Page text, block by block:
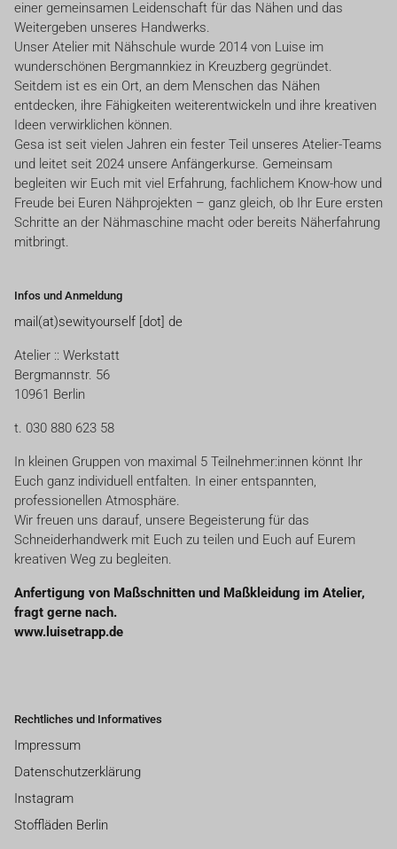
einer gemeinsamen Leidenschaft für das Nähen und das
Weitergeben unseres Handwerks.
Unser Atelier mit Nähschule wurde 2014 von Luise im
wunderschönen Bergmannkiez in Kreuzberg gegründet.
Seitdem ist es ein Ort, an dem Menschen das Nähen
entdecken, ihre Fähigkeiten weiterentwickeln und ihre kreativen
Ideen verwirklichen können.
Gesa ist seit vielen Jahren ein fester Teil unseres Atelier-Teams
und leitet seit 2024 unsere Anfängerkurse. Gemeinsam
begleiten wir Euch mit viel Erfahrung, fachlichem Know-how und
Freude bei Euren Nähprojekten – ganz gleich, ob Ihr Eure ersten
Schritte an der Nähmaschine macht oder bereits Näherfahrung
mitbringt.
Infos und Anmeldung
mail(at)sewityourself [dot] de
Atelier :: Werkstatt
Bergmannstr. 56
10961 Berlin
t. 030 880 623 58
In kleinen Gruppen von maximal 5 Teilnehmer:innen könnt Ihr
Euch ganz individuell entfalten. In einer entspannten,
professionellen Atmosphäre.
Wir freuen uns darauf, unsere Begeisterung für das
Schneiderhandwerk mit Euch zu teilen und Euch auf Eurem
kreativen Weg zu begleiten.
Anfertigung von Maßschnitten und Maßkleidung im Atelier,
fragt gerne nach.
www.luisetrapp.de
Rechtliches und Informatives
Impressum
Datenschutzerklärung
Instagram
Stoffläden Berlin